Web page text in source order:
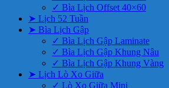
✓ Bìa Lịch Offset 40×60
➤ Lịch 52 Tuần
➤ Bìa Lịch Gập
✓ Bìa Lịch Gập Laminate
✓ Bìa Lịch Gập Khung Nâu
✓ Bìa Lịch Gập Khung Vàng
➤ Lịch Lò Xo Giữa
✓ Lò Xo Giữa Mini